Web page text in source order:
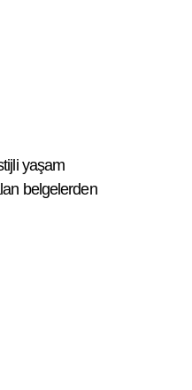
yaşam
belgelerden